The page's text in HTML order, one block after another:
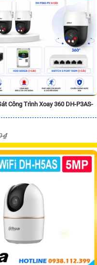
Công Trình Xoay 360 DH-P3AS-
₫